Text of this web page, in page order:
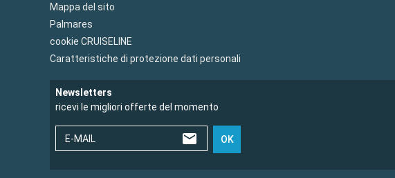
Mappa del sito
Palmares
cookie CRUISELINE
Caratteristiche di protezione dati personali
Newsletters
ricevi le migliori offerte del momento
E-MAIL OK